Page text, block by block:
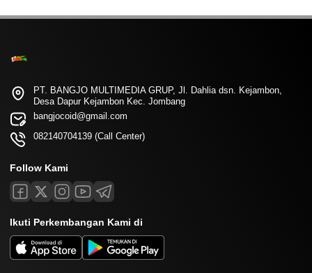
PT. BANGJO MULTIMEDIA GRUP, Jl. Dahlia dsn. Kejambon,
Desa Dapur Kejambon Kec. Jombang
bangjocoid@gmail.com
082140704139 (Call Center)
Follow Kami
Ikuti Perkembangan Kami di